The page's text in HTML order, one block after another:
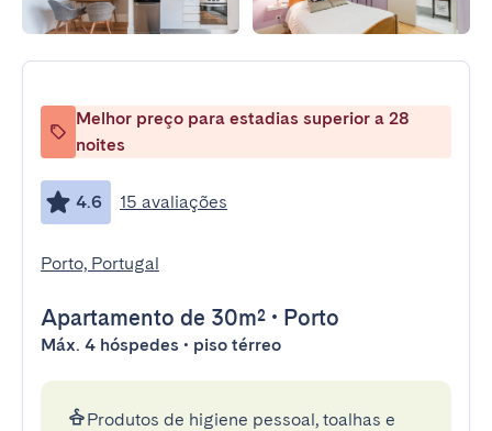
Melhor preço para estadias superior a 28
noites
4.6 15 avaliações
Porto, Portugal
Apartamento de 30m² • Porto
Máx. 4 hóspedes • piso térreo
Produtos de higiene pessoal, toalhas e